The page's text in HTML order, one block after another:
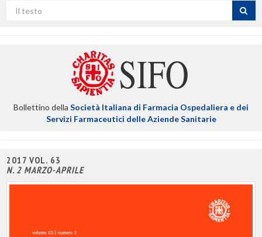
per
Bollettino della Società Italiana di Farmacia Ospedaliera e dei
Servizi Farmaceutici delle Aziende Sanitarie
2017 VOL. 63
N. 2 MARZO-APRILE